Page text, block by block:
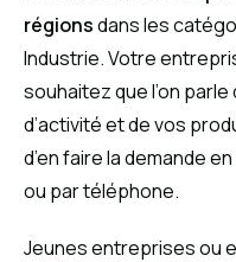
régionsdans les
Industrie. Votre
souhaitez que l’on
d’activité et de vos
d’en faire la demande
ou par téléphone.
Jeunes entreprises ou